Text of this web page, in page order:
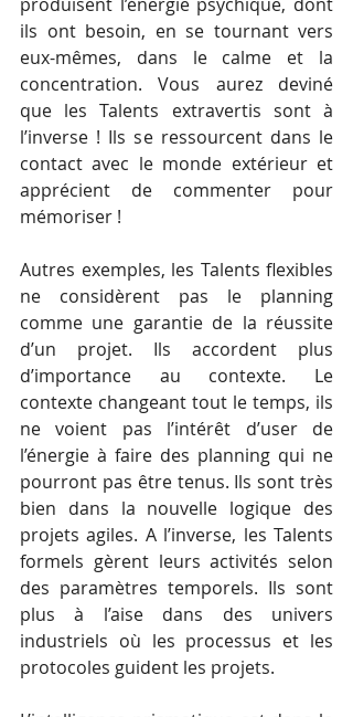
ils ont besoin, en se tournant vers
eux-mêmes, dans le calme et la
concentration. Vous aurez deviné
que les Talents extravertis sont à
l’inverse ! Ils se ressourcent dans le
contact avec le monde extérieur et
apprécient de commenter pour
mémoriser !
Autres exemples, les Talents flexibles
ne considèrent pas le planning
comme une garantie de la réussite
d’un projet. Ils accordent plus
d’importance au contexte. Le
contexte changeant tout le temps, ils
ne voient pas l’intérêt d’user de
l’énergie à faire des planning qui ne
pourront pas être tenus. Ils sont très
bien dans la nouvelle logique des
projets agiles. A l’inverse, les Talents
formels gèrent leurs activités selon
des paramètres temporels. Ils sont
plus à l’aise dans des univers
industriels où les processus et les
protocoles guident les projets.